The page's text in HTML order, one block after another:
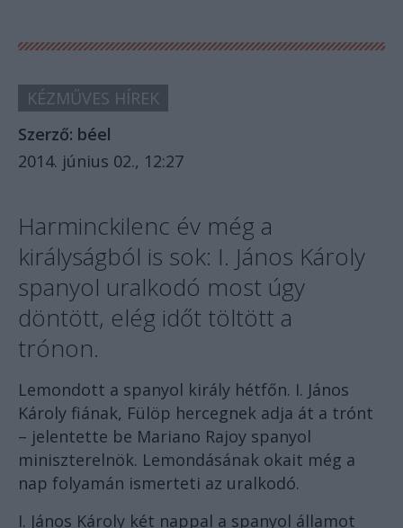
KÉZMŰVES HÍREK
Szerző: béel
2014. június 02., 12:27
Harminckilenc év még a
királyságból is sok: I. János Károly
spanyol uralkodó most úgy
döntött, elég időt töltött a
trónon.
Lemondott a spanyol király hétfőn. I. János
Károly fiának, Fülöp hercegnek adja át a trónt
– jelentette be Mariano Rajoy spanyol
miniszterelnök. Lemondásának okait még a
nap folyamán ismerteti az uralkodó.
I. János Károly két nappal a spanyol államot